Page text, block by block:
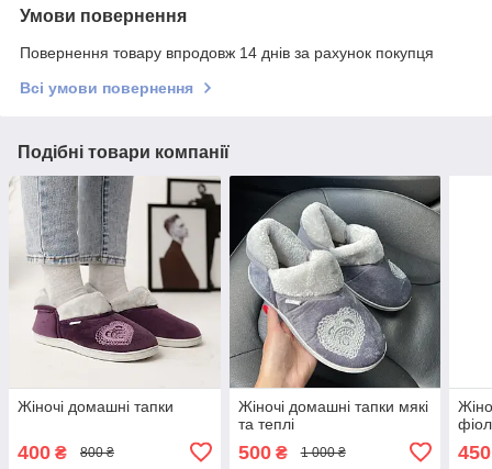
Умови повернення
Повернення товару впродовж 14 днів за рахунок покупця
Всі умови повернення
Подібні товари компанії
Жіночі домашні тапки
400 ₴ 800 ₴
Жіночі домашні тапки мякі
та теплі
500₴ 1 000 ₴ 450